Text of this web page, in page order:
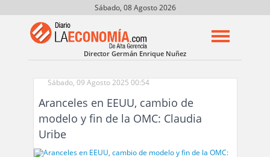
Sábado, 08 Agosto 2026
Director Germán Enrique Nuñez
Sábado, 09 Agosto 2025 00:54
Aranceles en EEUU, cambio de
modelo y fin de la OMC: Claudia
Uribe